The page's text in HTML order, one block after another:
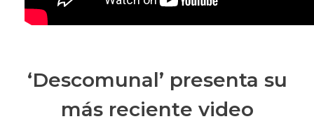
‘Descomunal’ presenta su
más reciente video